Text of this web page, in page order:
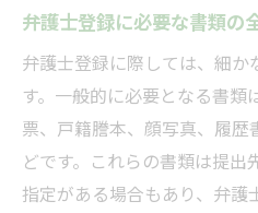
弁護士登録に必要な書類の
弁護士登録に際しては、細
す。一般的に必要となる書
票、戸籍謄本、顔写真、履
どです。これらの書類は提
指定がある場合もあり、弁護